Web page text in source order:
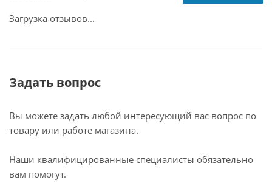
Загрузка отзывов...
Задать вопрос
Вы можете задать любой интересующий вас вопрос по
товару или работе магазина.
Наши квалифицированные специалисты обязательно
вам помогут.